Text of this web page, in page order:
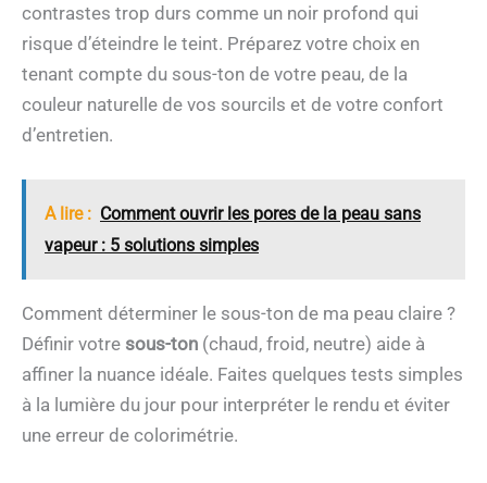
contrastes trop durs comme un noir profond qui
risque d’éteindre le teint. Préparez votre choix en
tenant compte du sous-ton de votre peau, de la
couleur naturelle de vos sourcils et de votre confort
d’entretien.
A lire : Comment ouvrir les pores de la peau sans
vapeur : 5 solutions simples
Comment déterminer le sous-ton de ma peau claire ?
Définir votre sous-ton (chaud, froid, neutre) aide à
affiner la nuance idéale. Faites quelques tests simples
à la lumière du jour pour interpréter le rendu et éviter
une erreur de colorimétrie.